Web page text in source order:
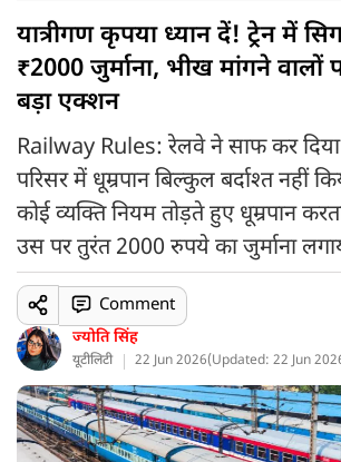
यात्रीगण कृपया ध्यान दें! ट्रेन में
₹2000 जुर्माना, भीख मांगने वालों
बड़ा एक्शन
Railway Rules: रेलवे ने साफ कर दिया
परिसर में धूम्रपान बिल्कुल बर्दाश्त नहीं
कोई व्यक्ति नियम तोड़ते हुए धूम्रपान
उस पर तुरंत 2000 रुपये का जुर्माना
ज्योति सिंह
यूटीलिटी 22 Jun 2026(Updated: 22 Jun
Comment